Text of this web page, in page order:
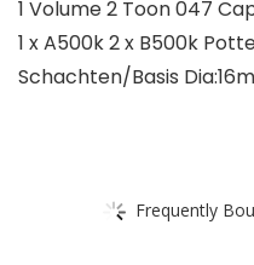
1 Volume 2 Toon 047
1 x A500k 2 x B500k
Schachten/Basis
Frequently